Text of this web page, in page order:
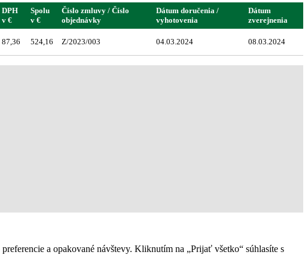
DPH
v €
Spolu
v €
Číslo zmluvy / Číslo
objednávky
Dátum doručenia /
vyhotovenia
Dátum
zverejnenia
87,36 524,16 Z/2023/003 04.03.2024 08.03.2024
a opakované návštevy. Kliknutím na „Prijať všetko“ súhlasíte s